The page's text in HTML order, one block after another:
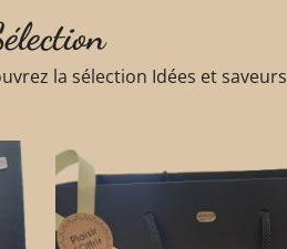
la sélection Idées et saveurs